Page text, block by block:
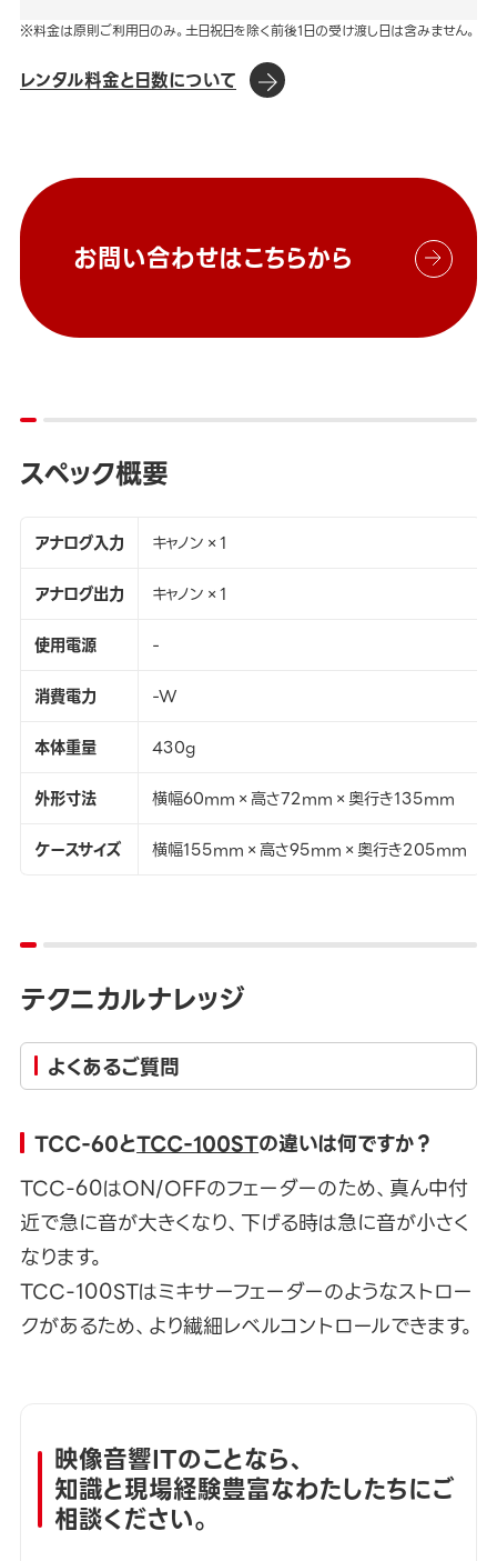
※料金は原則ご利用日のみ。土日祝日を除く前後1日の受け渡し日は含みません。
レンタル料金と日数について
お問い合わせはこちらから
スペック概要
アナログ入力
キャノン×1
アナログ出力
キャノン×1
使用電源
-
消費電力
-W
本体重量
430g
外形寸法
横幅60mm×高さ72mm×奥行き135mm
ケースサイズ
横幅155mm×高さ95mm×奥行き205mm
テクニカルナレッジ
よくあるご質問
TCC-60とTCC-100STの違いは何ですか？
TCC-60はON/OFFのフェーダーのため、真ん中付
近で急に音が大きくなり、下げる時は急に音が小さく
なります。
TCC-100STはミキサーフェーダーのようなストロー
クがあるため、より繊細レベルコントロールできます。
映像音響ITのことなら、
知識と現場経験豊富なわたしたちにご
相談ください。